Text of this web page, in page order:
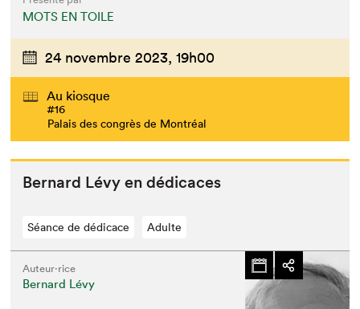
MOTS EN TOILE
24 novembre 2023, 19h00
Au kiosque
#16
Palais des congrès de Montréal
Bernard Lévy en dédicaces
Séance de dédicace Adulte
Auteur·rice
Bernard Lévy